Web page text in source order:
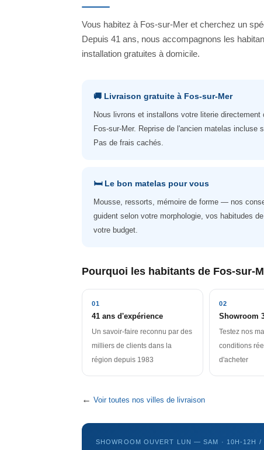
Vous habitez à Fos-sur-Mer et cherchez un
Depuis 41 ans, nous accompagnons les
installation gratuites à domicile.
🚚 Livraison gratuite à Fos-sur-Mer
Nous livrons et installons votre literie directement
Fos-sur-Mer. Reprise de l'ancien matelas incluse
Pas de frais cachés.
🛏️ Le bon matelas pour vous
Mousse, ressorts, mémoire de forme — nos
guident selon votre morphologie, vos habitudes
votre budget.
Pourquoi les habitants de Fos-sur-
01
41 ans d'expérience
Un savoir-faire reconnu par des
milliers de clients dans la
région depuis 1983
02
Showroom
Testez nos
conditions
d'acheter
← Voir toutes nos villes de livraison
SHOWROOM OUVERT LUN — SAM · 10H-12H /